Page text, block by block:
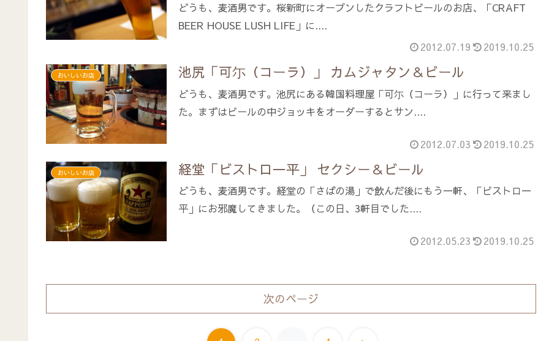
どうも、麦酒男です。桜新町にオープンしたクラフトビールのお店、「CRAFT
BEER HOUSE LUSH LIFE」に....
2012.07.19
2019.10.25
おいしいお店 池尻「可尓（コーラ）」 カムジャタン＆ビール
どうも、麦酒男です。池尻にある韓国料理屋「可尓（コーラ）」に行って来まし
た。まずはビールの中ジョッキをオーダーするとサン....
2012.07.03 2019.10.25
おいしいお店 経堂「ビストロ一平」 セクシー＆ビール
どうも、麦酒男です。経堂の「さばの湯」で飲んだ後にもう一軒、「ビストロ一
平」にお邪魔してきました。（この日、3軒目でした....
2012.05.23 2019.10.25
次のページ